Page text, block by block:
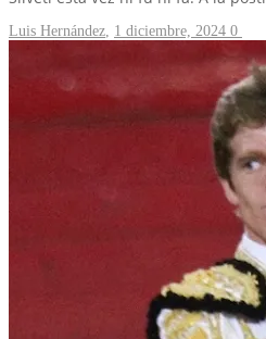
Luis Hernández 1 diciembre, 2024 0